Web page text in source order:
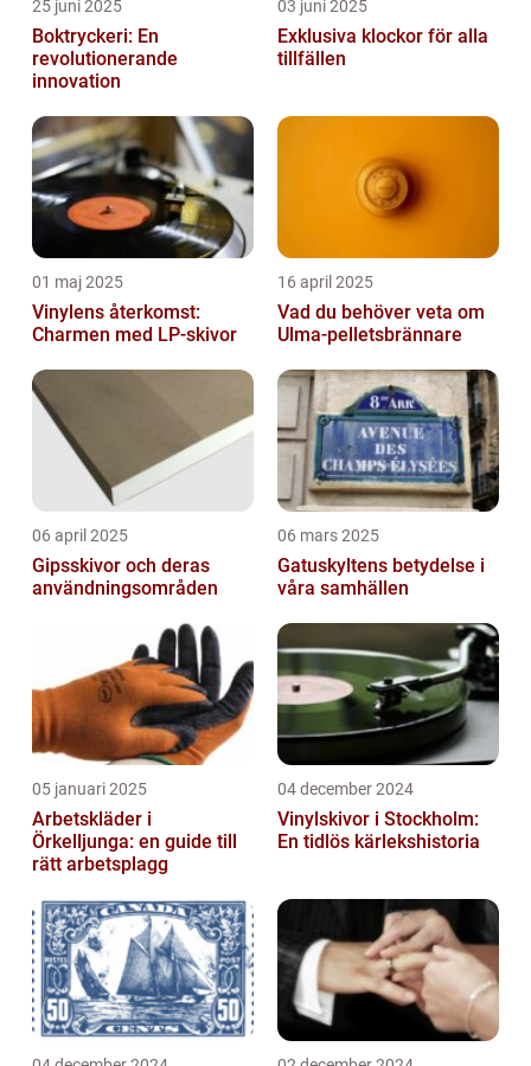
25 juni 2025
Boktryckeri: En
revolutionerande
innovation
03 juni 2025
Exklusiva klockor för alla
tillfällen
01 maj 2025
Vinylens återkomst:
Charmen med LP-skivor
16 april 2025
Vad du behöver veta om
Ulma-pelletsbrännare
06 april 2025
Gipsskivor och deras
användningsområden
06 mars 2025
Gatuskyltens betydelse i
våra samhällen
05 januari 2025
Arbetskläder i
Örkelljunga: en guide till
rätt arbetsplagg
04 december 2024
Vinylskivor i Stockholm:
En tidlös kärlekshistoria